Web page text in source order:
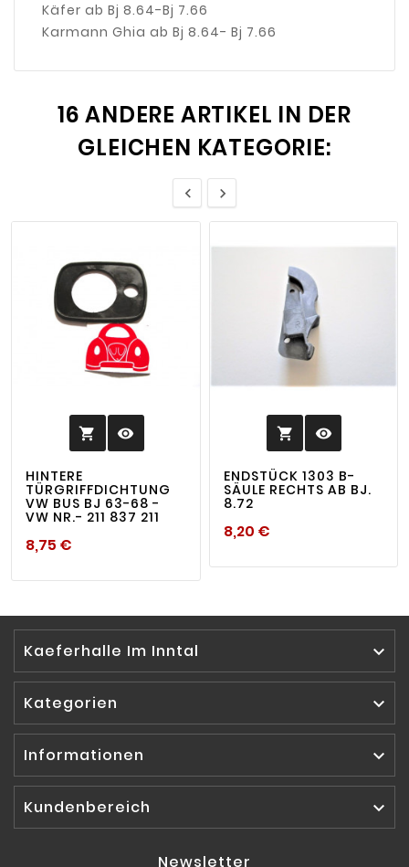
Käfer ab Bj 8.64-Bj 7.66
Karmann Ghia ab Bj 8.64- Bj 7.66
16 ANDERE ARTIKEL IN DER
GLEICHEN KATEGORIE:
 
 visibility
HINTERE
TÜRGRIFFDICHTUNG
VW BUS BJ 63-68 -
VW NR.- 211 837 211
8,75 €
 visibility
ENDSTÜCK 1303 B-
SÄULE RECHTS AB BJ.
8.72
8,20 €Preis
Kaeferhalle Im Inntal 
Kategorien 
Informationen 
Kundenbereich 
Newsletter